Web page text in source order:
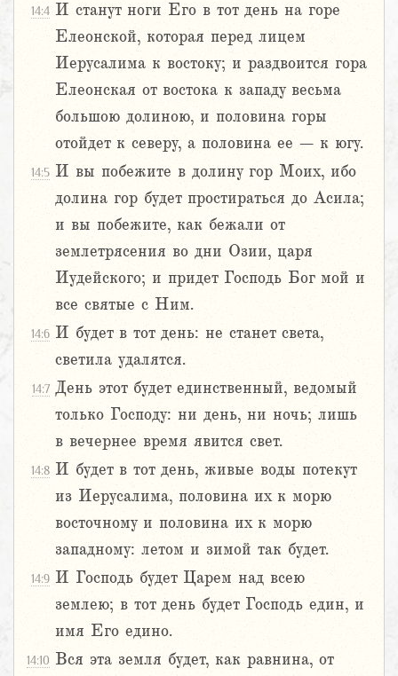
14:4 И станут ноги Его в тот день на горе
Елеонской, которая перед лицем
Иерусалима к востоку; и раздвоится гора
Елеонская от востока к западу весьма
большою долиною, и половина горы
отойдет к северу, а половина ее – к югу.
14:5 И вы побежите в долину гор Моих, ибо
долина гор будет простираться до Асила;
и вы побежите, как бежали от
землетрясения во дни Озии, царя
Иудейского; и придет Господь Бог мой и
все святые с Ним.
14:6 И будет в тот день: не станет света,
светила удалятся.
14:7 День этот будет единственный, ведомый
только Господу: ни день, ни ночь; лишь
в вечернее время явится свет.
14:8 И будет в тот день, живые воды потекут
из Иерусалима, половина их к морю
восточному и половина их к морю
западному: летом и зимой так будет.
14:9 И Господь будет Царем над всею
землею; в тот день будет Господь един, и
имя Его едино.
14:10 Вся эта земля будет, как равнина, от